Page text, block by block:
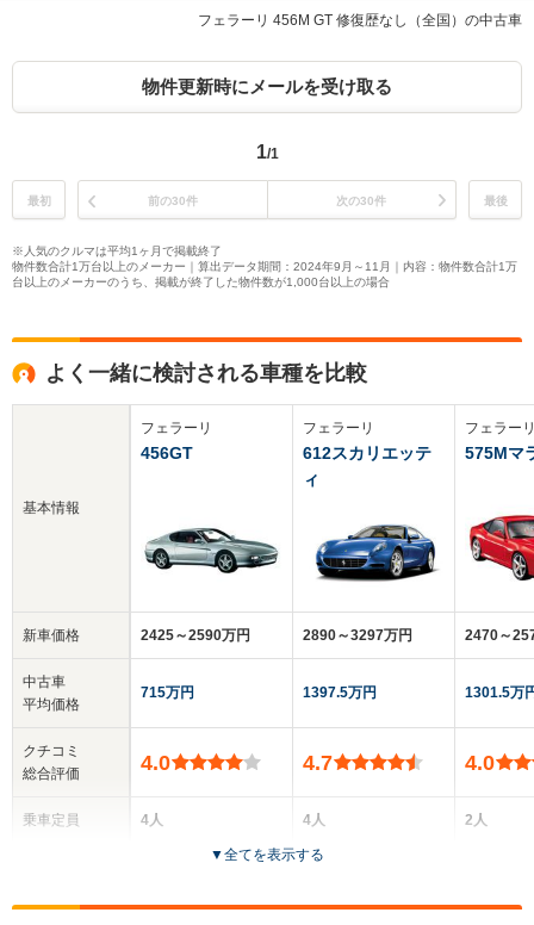
禁煙車/エアバッグ 運
席
フェラーリ 456M GT 修復歴なし（全国）の中古車
物件更新時にメールを受け取る
1/1
最初 前の30件 次の30件 最後
※人気のクルマは平均1ヶ月で掲載終了
物件数合計1万台以上のメーカー｜算出データ期間：2024年9月～11月｜内容：物件数合計1万
台以上のメーカーのうち、掲載が終了した物件数が1,000台以上の場合
よく一緒に検討される車種を比較
基本情報
新車価格
中古車
平均価格
クチコミ
総合評価
乗車定員
フェラーリ
456GT
2425～2590万円
715万円
4.0
4人
フェラーリ
612スカリエッテ
ィ
2890～3297万円
1397.5万円
4.7
4人
2ドア
フェラー
575Mマ
2470～
1301.5万
4.0
2人
▼全てを表示する